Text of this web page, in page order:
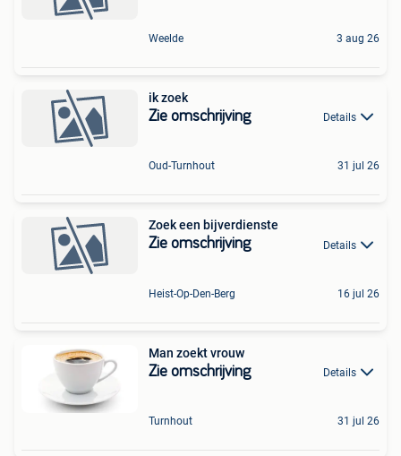
Weelde 3 aug 26
ik zoek
Zie omschrijving Details
Oud-Turnhout 31 jul 26
Zoek een bijverdienste
Zie omschrijving Details
Heist-Op-Den-Berg 16 jul 26
Man zoekt vrouw
Zie omschrijving Details
Turnhout 31 jul 26